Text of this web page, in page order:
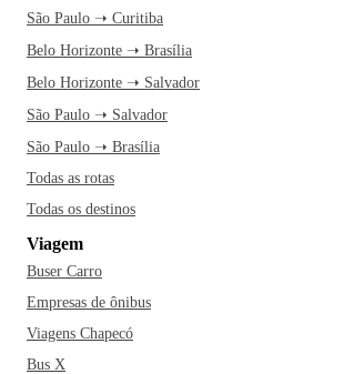
São Paulo ➝ Curitiba
Belo Horizonte ➝ Brasília
Belo Horizonte ➝ Salvador
São Paulo ➝ Salvador
São Paulo ➝ Brasília
Todas as rotas
Todas os destinos
Viagem
Buser Carro
Empresas de ônibus
Viagens Chapecó
Bus X